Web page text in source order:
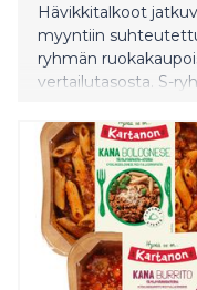
Hävikkitalkoot
myyntiin
ryhmän
vertailutasosta. S-
edetään
että uusia tapoja
tuotteita. Myös
näkyy